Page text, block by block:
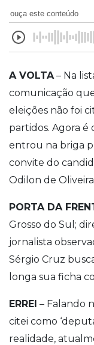
ouça este conteúdo
A VOLTA – Na
comunicação
eleições não foi
partidos. Agora é
entrou na briga
convite do
Odilon de
PORTA DA
Grosso do Sul;
jornalista
Sérgio Cruz
longa sua ficha
ERREI – Falando
citei como
realidade,